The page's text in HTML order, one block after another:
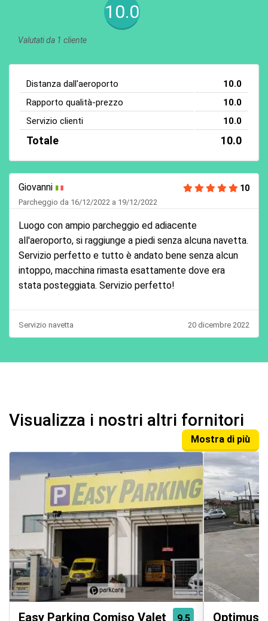
10.0
Valutati da 1 cliente
Distanza dall'aeroporto
10.0
Rapporto qualità-prezzo
10.0
Servizio clienti
10.0
Totale 10.0
Giovanni 10
Parcheggio da 16/12/2022 a 19/12/2022
Luogo con ampio parcheggio ed adiacente
all'aeroporto, si raggiunge a piedi senza alcuna navetta.
Servizio perfetto e tutto è andato bene senza alcun
intoppo, macchina rimasta esattamente dove era
stata posteggiata. Servizio perfetto!
Servizio navetta 20 dicembre 2022
Visualizza i nostri altri fornitori
Mostra di più
9.5
Easy Parking Comiso Valet Optimus